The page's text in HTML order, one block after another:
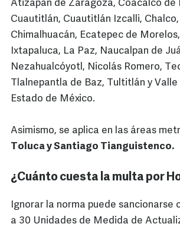
Atizapán de Zaragoza, Coacalco de
Cuautitlán, Cuautitlán Izcalli,
Chimalhuacán, Ecatepec de
Ixtapaluca, La Paz, Naucalpan de
Nezahualcóyotl, Nicolás Romero,
Tlalnepantla de Baz, Tultitlán y Valle
Estado de México.
Asimismo, se aplica en las áreas
Toluca y Santiago Tianguistenco.
¿Cuánto cuesta la multa por
Ignorar la norma puede sancionarse
a 30 Unidades de Medida de